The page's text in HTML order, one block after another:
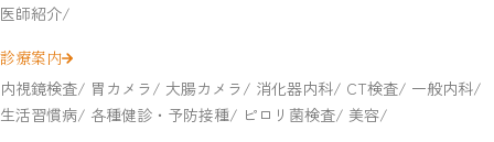
医師紹介
診療案内
内視鏡検査
胃カメラ 大腸カメラ 消化器内科 CT検査
一般内科
生活習慣病
各種健診・予防接種 ピロリ菌検査
美容